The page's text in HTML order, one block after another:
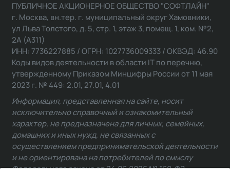
ПУБЛИЧНОЕ АКЦИОНЕРНОЕ ОБЩЕСТВО "СОФТЛАЙН"
г. Москва, вн.тер. г. муниципальный округ Хамовники,
ул Льва Толстого, д. 5, стр. 1, этаж 3, помещ. 1, ком. №2,
2А (А311)
ИНН: 7736227885 / ОГРН: 1027736009333 / ОКВЭД: 46.90
Коды видов деятельности в области IT по перечню,
утвержденному Приказом Минцифры России от 11 мая
2023 г. № 449: 2.01, 27.01, 4.01
Информация, представленная на сайте, носит
исключительно справочный и ознакомительный
характер, не предназначена для личных, семейных,
домашних и иных нужд, не связанных с
осуществлением предпринимательской деятельности
и не ориентирована на потребителей по смыслу